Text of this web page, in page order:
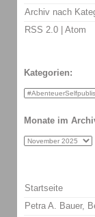
Archiv nach
RSS 2.0 | Atom
Kategorien:
Monate im
Startseite
Petra A. Bauer,